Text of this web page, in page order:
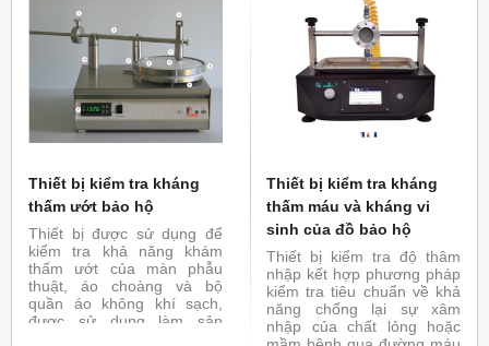
Thiết bị kiểm tra kháng
thấm ướt bảo hộ
Thiết bị được sử dụng để
kiểm tra khả năng khám
thấm ướt của màn phẫu
thuật, áo choàng và bộ
quần áo không khí sạch,
được sử dụng làm sản
Thiết bị kiểm tra kháng
thấm máu và kháng vi
sinh của đồ bảo hộ
Thiết bị kiểm tra độ thâm
nhập kết hợp phương pháp
kiểm tra tiêu chuẩn về khả
năng chống lại sự xâm
nhập của chất lỏng hoặc